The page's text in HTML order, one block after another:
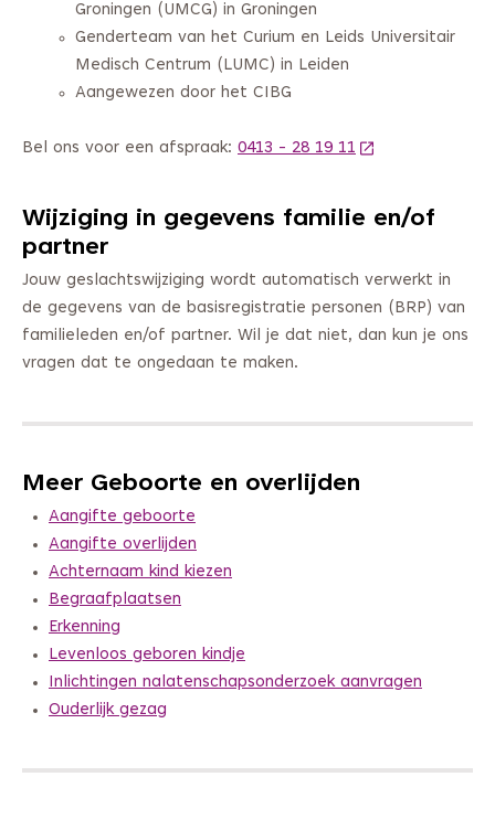
Groningen (UMCG) in Groningen
Genderteam van het Curium en Leids Universitair
Medisch Centrum (LUMC) in Leiden
Aangewezen door het CIBG
Bel ons voor een afspraak: 0413 - 28 19 11 (Deze link gaat
Wijziging in gegevens familie en/of
partner
Jouw geslachtswijziging wordt automatisch verwerkt in
de gegevens van de basisregistratie personen (BRP) van
familieleden en/of partner. Wil je dat niet, dan kun je ons
vragen dat te ongedaan te maken.
Meer Geboorte en overlijden
Aangifte geboorte
Aangifte overlijden
Achternaam kind kiezen
Begraafplaatsen
Erkenning
Levenloos geboren kindje
Inlichtingen nalatenschapsonderzoek aanvragen
Ouderlijk gezag